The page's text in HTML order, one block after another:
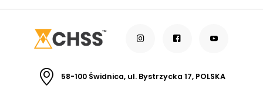
0,18kW
1320 obr/min - 400V -
1395 obr/min - 400V -
58-100 Świdnica, ul. Bystrzycka 17, POLSKA